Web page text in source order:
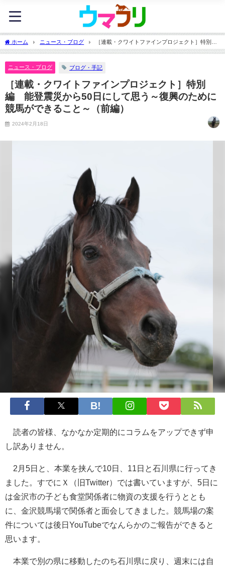
ホーム ニュース・ブログ
［連載・クワイトファインプロジェクト］特別
編 能登震災から50日にして思う～復興のために競馬ができること～（前編）
ニュース・ブログ ブログ・手記
［連載・クワイトファインプロジェクト］特別
編 能登震災から50日にして思う～復興のために
競馬ができること～（前編）
2024年2月18日
読者の皆様、なかなか定期的にコラムをアップできず申
し訳ありません。
2月5日と、本業を挟んで10日、11日と石川県に行ってき
ました。すでにＸ（旧Twitter）では書いていますが、5日に
は金沢市の子ども食堂関係者に物資の支援を行うととも
に、金沢競馬場で関係者と面会してきました。競馬場の案
件については後日YouTubeでなんらかのご報告ができると
思います。
本業で別の県に移動したのち石川県に戻り、週末には自